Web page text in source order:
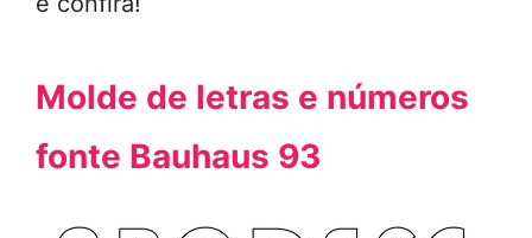
Molde de letras e números
fonte Bauhaus 93